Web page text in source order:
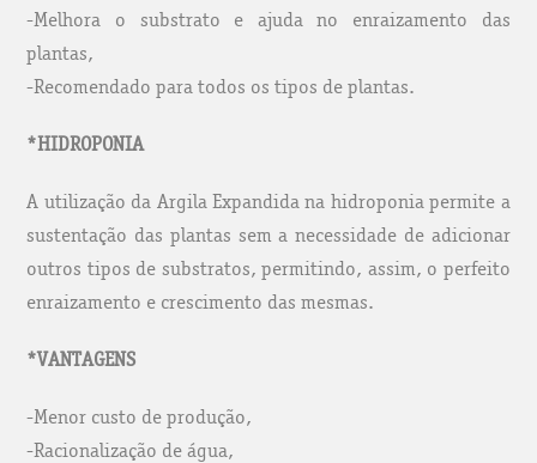
-Melhora o substrato e ajuda no enraizamento das
plantas,
-Recomendado para todos os tipos de plantas.
*HIDROPONIA
A utilização da Argila Expandida na hidroponia permite a
sustentação das plantas sem a necessidade de adicionar
outros tipos de substratos, permitindo, assim, o perfeito
enraizamento e crescimento das mesmas.
*VANTAGENS
-Menor custo de produção,
-Racionalização de água,